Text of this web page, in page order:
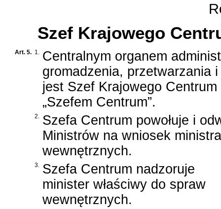
Szef Krajowego
Art. 5. 1. Centralnym organem
gromadzenia, przetwarzania
jest Szef Krajowego
„Szefem Centrum”.
2. Szefa Centrum powołuje i
Ministrów na wniosek
wewnętrznych.
3. Szefa Centrum nadzoruje
minister właściwy do spraw
wewnętrznych.